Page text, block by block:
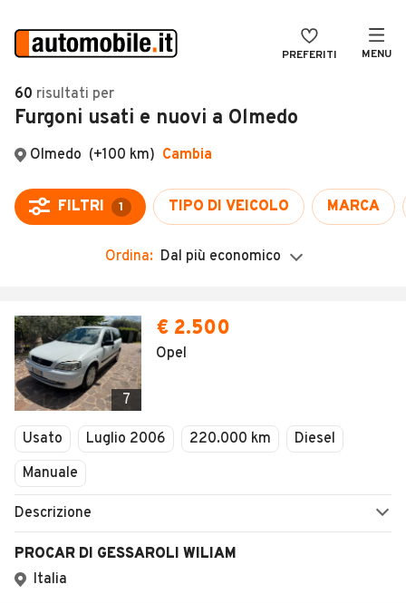
PREFERITI MENU
Auto
Auto usate
Auto Km 0
Auto Nuove
Noleggio a lungo termine
Moto
Camper
Veicoli Commerciali
Concessionari
VENDI
MAGAZINE
ACCEDI
60 risultati per
Furgoni usati e nuovi a Olmedo
Ordina: Dal più economico
7
€ 2.500
Opel
Usato Luglio 2006 220.000 km
Diesel
Manuale
Descrizione
PROCAR DI GESSAROLI WILIAM
Italia